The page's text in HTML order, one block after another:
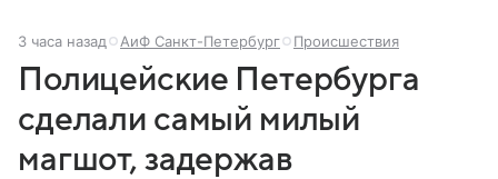
3 часа назад АиФ Санкт-Петербург Происшествия
Полицейские Петербурга
сделали самый милый
магшот, задержав